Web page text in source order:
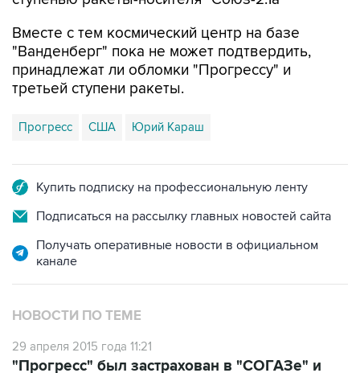
принадлежат ли обломки "Прогрессу" и
третьей ступени ракеты.
Прогресс США Юрий Караш
Подписаться на рассылку главных новостей сайта
Получать оперативные новости в официальном
НОВОСТИ ПО ТЕМЕ
29 апреля 2015 года 11:21
"Ингосстрахе" на 2 млрд рублей